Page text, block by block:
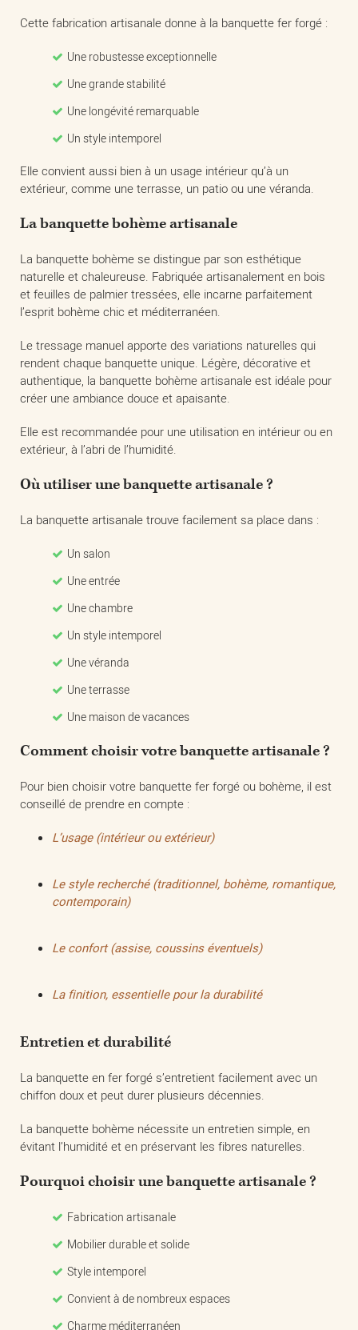
Cette fabrication artisanale donne à la banquette fer forgé :
Une robustesse exceptionnelle
Une grande stabilité
Une longévité remarquable
Un style intemporel
Elle convient aussi bien à un usage intérieur qu’à un
extérieur, comme une terrasse, un patio ou une véranda.
La banquette bohème artisanale
La banquette bohème se distingue par son esthétique
naturelle et chaleureuse. Fabriquée artisanalement en bois
et feuilles de palmier tressées, elle incarne parfaitement
l’esprit bohème chic et méditerranéen.
Le tressage manuel apporte des variations naturelles qui
rendent chaque banquette unique. Légère, décorative et
authentique, la banquette bohème artisanale est idéale pour
créer une ambiance douce et apaisante.
Elle est recommandée pour une utilisation en intérieur ou en
extérieur, à l’abri de l’humidité.
Où utiliser une banquette artisanale ?
La banquette artisanale trouve facilement sa place dans :
Un salon
Une entrée
Une chambre
Un style intemporel
Une véranda
Une terrasse
Une maison de vacances
Comment choisir votre banquette artisanale ?
Pour bien choisir votre banquette fer forgé ou bohème, il est
conseillé de prendre en compte :
L’usage (intérieur ou extérieur)
Le style recherché (traditionnel, bohème, romantique,
contemporain)
Le confort (assise, coussins éventuels)
La finition, essentielle pour la durabilité
Entretien et durabilité
La banquette en fer forgé s’entretient facilement avec un
chiffon doux et peut durer plusieurs décennies.
La banquette bohème nécessite un entretien simple, en
évitant l’humidité et en préservant les fibres naturelles.
Pourquoi choisir une banquette artisanale ?
Fabrication artisanale
Mobilier durable et solide
Style intemporel
Convient à de nombreux espaces
Charme méditerranéen